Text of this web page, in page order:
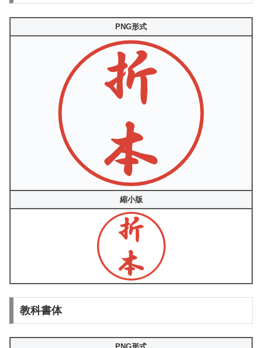
PNG形式
縮小版
教科書体